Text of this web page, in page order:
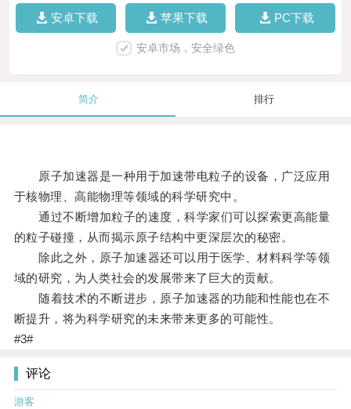
安卓下载 苹果下载 PC下载
安卓市场，安全绿色
简介 排行
原子加速器是一种用于加速带电粒子的设备，广泛应用
于核物理、高能物理等领域的科学研究中。
通过不断增加粒子的速度，科学家们可以探索更高能量
的粒子碰撞，从而揭示原子结构中更深层次的秘密。
除此之外，原子加速器还可以用于医学、材料科学等领
域的研究，为人类社会的发展带来了巨大的贡献。
随着技术的不断进步，原子加速器的功能和性能也在不
断提升，将为科学研究的未来带来更多的可能性。
#3#
评论
游客